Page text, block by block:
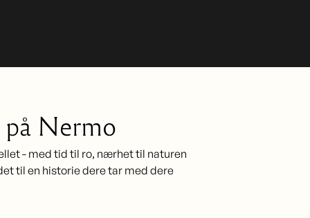
på Nermo
- med tid til ro, nærhet til naturen
til en historie dere tar med dere